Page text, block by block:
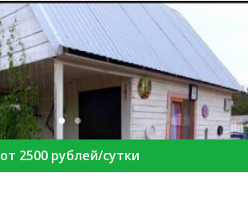
от 2500 рублей/сутки